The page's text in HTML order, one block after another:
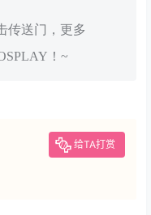
传送门，更多
！~
给TA打赏